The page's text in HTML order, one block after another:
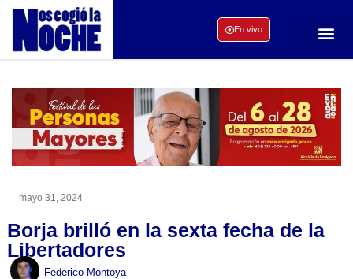
En vivo
mayo 31, 2024
Borja brilló en la sexta fecha de la
Libertadores
Federico Montoya